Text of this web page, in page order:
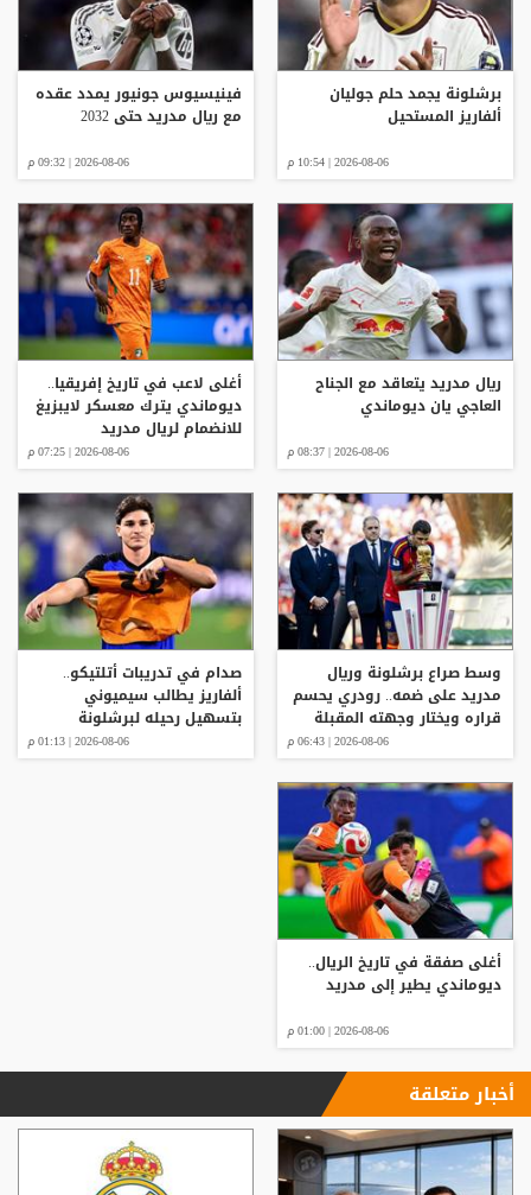
برشلونة يجمد حلم جوليان
ألفاريز المستحيل
2026-08-06 | 10:54 م
فينيسيوس جونيور يمدد عقده
مع ريال مدريد حتى 2032
2026-08-06 | 09:32 م
ريال مدريد يتعاقد مع الجناح
العاجي يان ديوماندي
2026-08-06 | 08:37 م
أغلى لاعب في تاريخ إفريقيا..
ديوماندي يترك معسكر لايبزيغ
للانضمام لريال مدريد
2026-08-06 | 07:25 م
وسط صراع برشلونة وريال
مدريد على ضمه.. رودري يحسم
قراره ويختار وجهته المقبلة
2026-08-06 | 06:43 م
صدام في تدريبات أتلتيكو..
ألفاريز يطالب سيميوني
بتسهيل رحيله لبرشلونة
2026-08-06 | 01:13 م
أغلى صفقة في تاريخ الريال..
ديوماندي يطير إلى مدريد
2026-08-06 | 01:00 م
أخبار متعلقة